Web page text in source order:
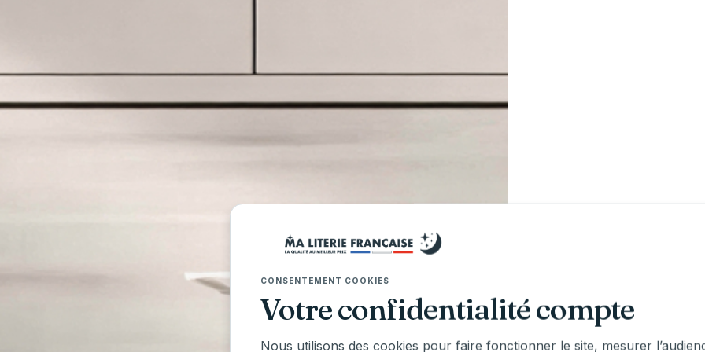
Ma Literie Française - Agde
CONSENTEMENT COOKIES
Votre confidentialité compte
Nous utilisons des cookies pour faire fonctionner le site, mesurer